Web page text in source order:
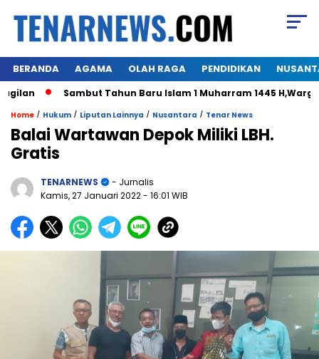
BERANDA AGAMA OLAH RAGA PENDIDIKAN
Sambut Tahun Baru Islam 1 Muharram 1445 H,Warga
Home / Hukum / Liputan Lainnya / Nusantara / Tenar News
Balai Wartawan Depok Miliki LBH.
Gratis
TENARNEWS
- Jurnalis
Kamis, 27 Januari 2022- 16:01 WIB